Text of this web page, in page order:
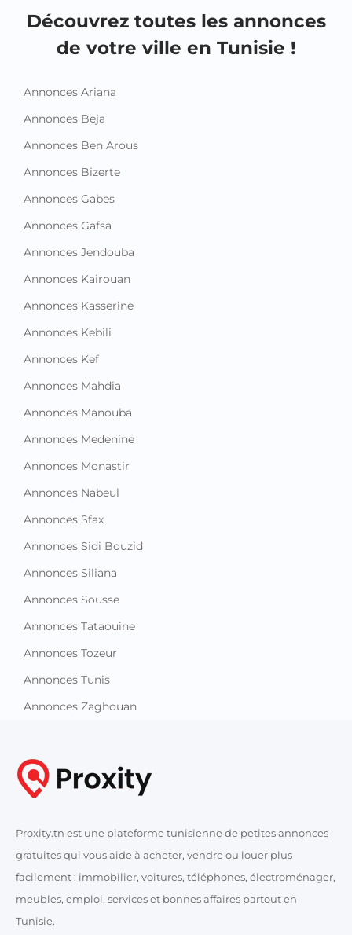
Découvrez toutes les annonces
de votre ville en Tunisie !
Annonces Ariana
Annonces Beja
Annonces Ben Arous
Annonces Bizerte
Annonces Gabes
Annonces Gafsa
Annonces Jendouba
Annonces Kairouan
Annonces Kasserine
Annonces Kebili
Annonces Kef
Annonces Mahdia
Annonces Manouba
Annonces Medenine
Annonces Monastir
Annonces Nabeul
Annonces Sfax
Annonces Sidi Bouzid
Annonces Siliana
Annonces Sousse
Annonces Tataouine
Annonces Tozeur
Annonces Tunis
Annonces Zaghouan
Proxity.tn est une plateforme tunisienne de petites annonces
gratuites qui vous aide à acheter, vendre ou louer plus
facilement : immobilier, voitures, téléphones, électroménager,
meubles, emploi, services et bonnes affaires partout en
Tunisie.